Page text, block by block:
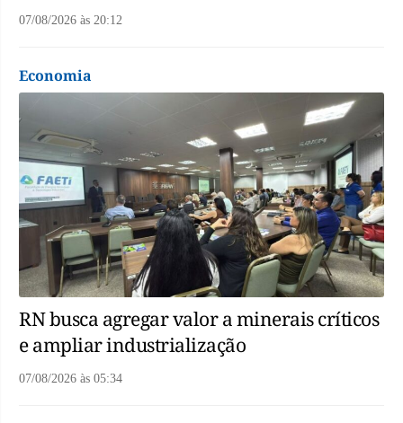
07/08/2026 às 20:12
Economia
RN busca agregar valor a minerais críticos
e ampliar industrialização
07/08/2026 às 05:34